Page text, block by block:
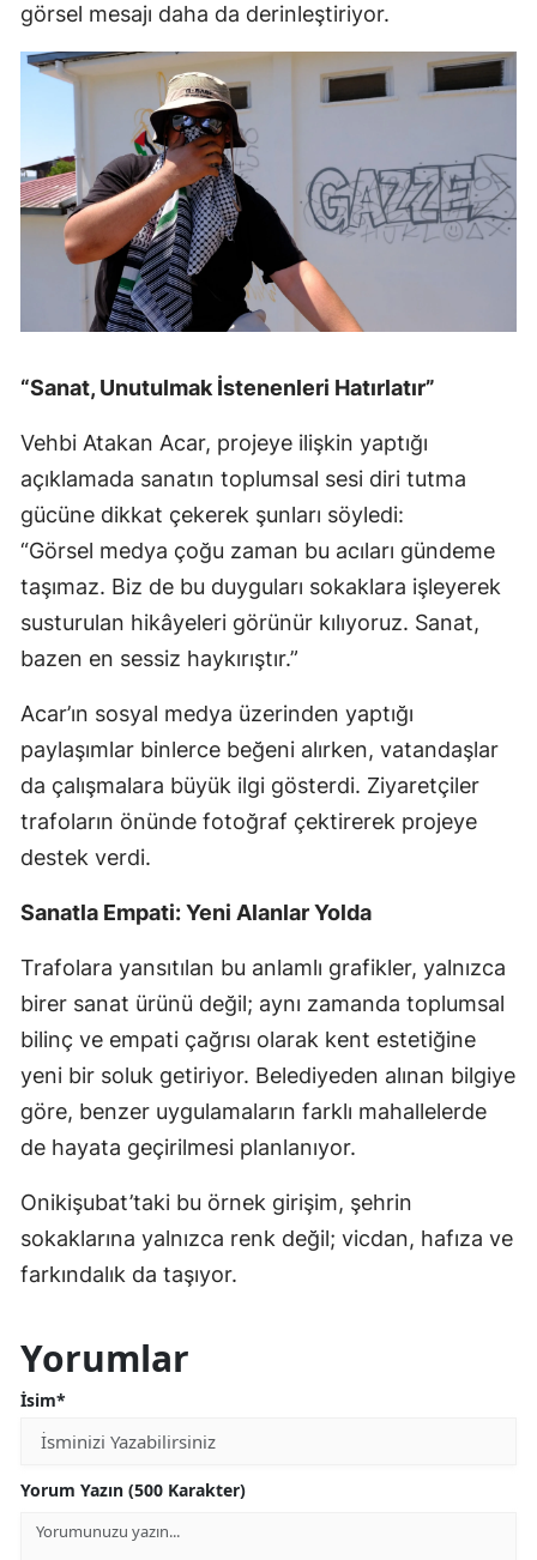
görsel mesajı daha da derinleştiriyor.
“Sanat, Unutulmak İstenenleri Hatırlatır”
Vehbi Atakan Acar, projeye ilişkin yaptığı
açıklamada sanatın toplumsal sesi diri tutma
gücüne dikkat çekerek şunları söyledi:
“Görsel medya çoğu zaman bu acıları gündeme
taşımaz. Biz de bu duyguları sokaklara işleyerek
susturulan hikâyeleri görünür kılıyoruz. Sanat,
bazen en sessiz haykırıştır.”
Acar’ın sosyal medya üzerinden yaptığı
paylaşımlar binlerce beğeni alırken, vatandaşlar
da çalışmalara büyük ilgi gösterdi. Ziyaretçiler
trafoların önünde fotoğraf çektirerek projeye
destek verdi.
Sanatla Empati: Yeni Alanlar Yolda
Trafolara yansıtılan bu anlamlı grafikler, yalnızca
birer sanat ürünü değil; aynı zamanda toplumsal
bilinç ve empati çağrısı olarak kent estetiğine
yeni bir soluk getiriyor. Belediyeden alınan bilgiye
göre, benzer uygulamaların farklı mahallelerde
de hayata geçirilmesi planlanıyor.
Onikişubat’taki bu örnek girişim, şehrin
sokaklarına yalnızca renk değil; vicdan, hafıza ve
farkındalık da taşıyor.
Yorumlar
İsim*
Yorum Yazın (500 Karakter)